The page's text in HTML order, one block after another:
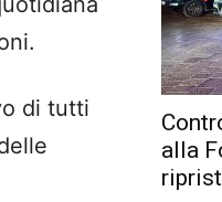
di tutti
alla